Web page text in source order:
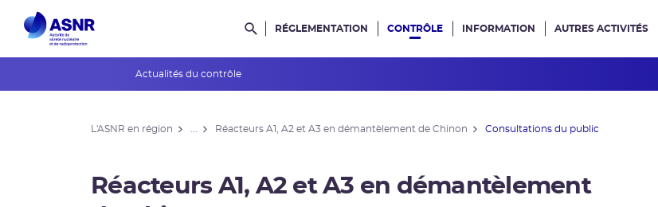
Rechercher dans le site
RÉGLEMENTATION CONTRÔLE
Actualités du contrôle
INFORMATION AUTRES ACTIVITÉS
L'ASNR en région Réacteurs A1, A2 et A3 en démantèlement de Chinon Consultations du public
Réacteurs A1, A2 et A3 en démantèlement